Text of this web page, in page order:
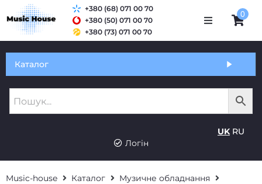
Оплата і доставка
+380 (68) 071 00 70
+380 (50) 071 00 70
+380 (73) 071 00 70
0
Каталог
UK RU
Логін
Music-house Каталог
Музичне обладнання